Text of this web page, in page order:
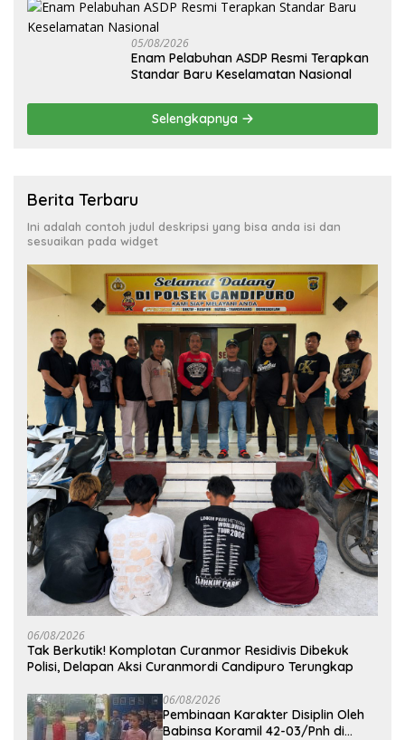
05/08/2026
Enam Pelabuhan ASDP Resmi Terapkan
Standar Baru Keselamatan Nasional
Selengkapnya
Berita Terbaru
Ini adalah contoh judul deskripsi yang bisa anda isi dan
sesuaikan pada widget
06/08/2026
Tak Berkutik! Komplotan Curanmor Residivis Dibekuk
Polisi, Delapan Aksi Curanmordi Candipuro Terungkap
06/08/2026
Pembinaan Karakter Disiplin Oleh
Babinsa Koramil 42-03/Pnh di